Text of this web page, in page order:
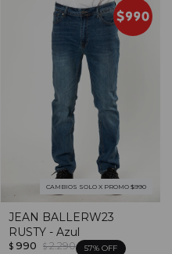
CAMBIOS SOLO X PROMO $990
JEAN BALLERW23
RUSTY - Azul
$ 990 $ 2.290 57